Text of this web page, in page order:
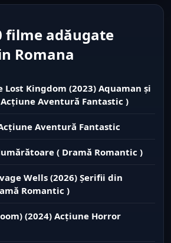
filme adăugate
Romana
Kingdom (2023) Aquaman și
Aventură Fantastic )
Aventură Fantastic
( Dramă Romantic )
Wells (2026) Șerifii din
Romantic )
(2024) Acțiune Horror